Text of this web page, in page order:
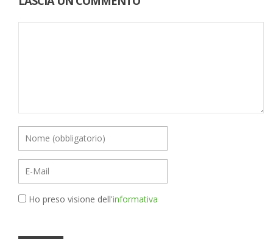
Ho preso visione dell'informativa